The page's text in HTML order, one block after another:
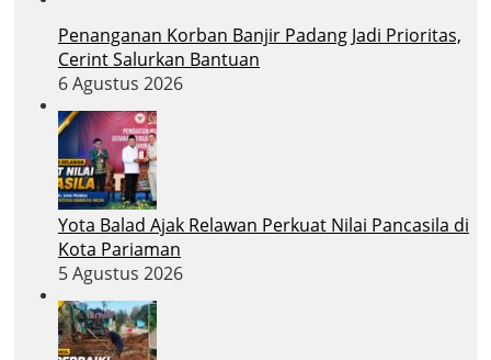
Penanganan Korban Banjir Padang Jadi Prioritas,
Cerint Salurkan Bantuan
6 Agustus 2026
Yota Balad Ajak Relawan Perkuat Nilai Pancasila di
Kota Pariaman
5 Agustus 2026